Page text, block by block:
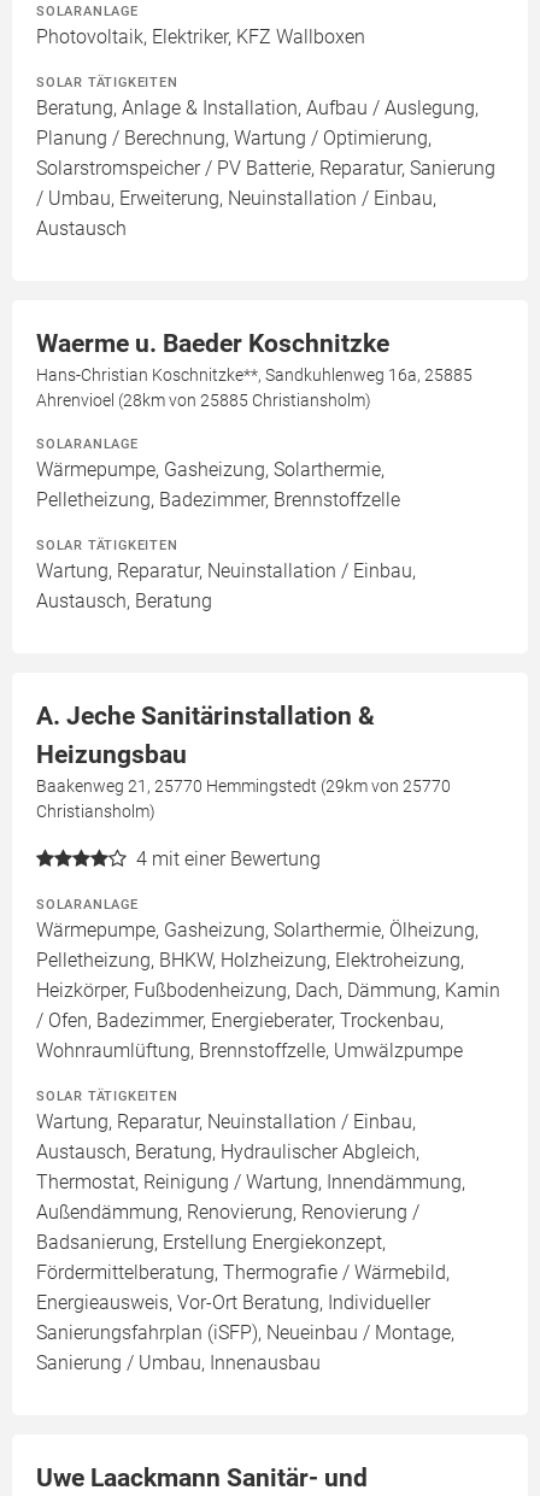
SOLARANLAGE
Photovoltaik, Elektriker, KFZ Wallboxen
SOLAR TÄTIGKEITEN
Beratung, Anlage & Installation, Aufbau / Auslegung,
Planung / Berechnung, Wartung / Optimierung,
Solarstromspeicher / PV Batterie, Reparatur, Sanierung
/ Umbau, Erweiterung, Neuinstallation / Einbau,
Austausch
Waerme u. Baeder Koschnitzke
Hans-Christian Koschnitzke**, Sandkuhlenweg 16a, 25885
Ahrenvioel (28km von 25885 Christiansholm)
SOLARANLAGE
Wärmepumpe, Gasheizung, Solarthermie,
Pelletheizung, Badezimmer, Brennstoffzelle
SOLAR TÄTIGKEITEN
Wartung, Reparatur, Neuinstallation / Einbau,
Austausch, Beratung
A. Jeche Sanitärinstallation &
Heizungsbau
Baakenweg 21, 25770 Hemmingstedt (29km von 25770
Christiansholm)
4 mit einer Bewertung
SOLARANLAGE
Wärmepumpe, Gasheizung, Solarthermie, Ölheizung,
Pelletheizung, BHKW, Holzheizung, Elektroheizung,
Heizkörper, Fußbodenheizung, Dach, Dämmung, Kamin
/ Ofen, Badezimmer, Energieberater, Trockenbau,
Wohnraumlüftung, Brennstoffzelle, Umwälzpumpe
SOLAR TÄTIGKEITEN
Wartung, Reparatur, Neuinstallation / Einbau,
Austausch, Beratung, Hydraulischer Abgleich,
Thermostat, Reinigung / Wartung, Innendämmung,
Außendämmung, Renovierung, Renovierung /
Badsanierung, Erstellung Energiekonzept,
Fördermittelberatung, Thermografie / Wärmebild,
Energieausweis, Vor-Ort Beratung, Individueller
Sanierungsfahrplan (iSFP), Neueinbau / Montage,
Sanierung / Umbau, Innenausbau
Uwe Laackmann Sanitär- und